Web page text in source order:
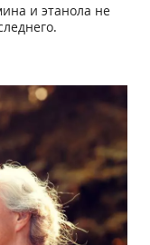
и этанола не